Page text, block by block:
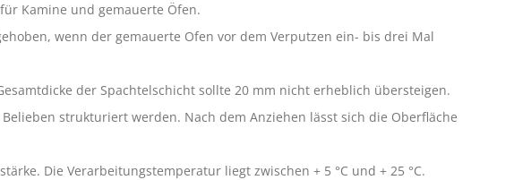
Kamine und gemauerte Öfen.
wenn der gemauerte Ofen vor dem Verputzen ein- bis drei Mal
der Spachtelschicht sollte 20 mm nicht erheblich übersteigen.
strukturiert werden. Nach dem Anziehen lässt sich die Oberfläche
Die Verarbeitungstemperatur liegt zwischen + 5 °C und + 25 °C.